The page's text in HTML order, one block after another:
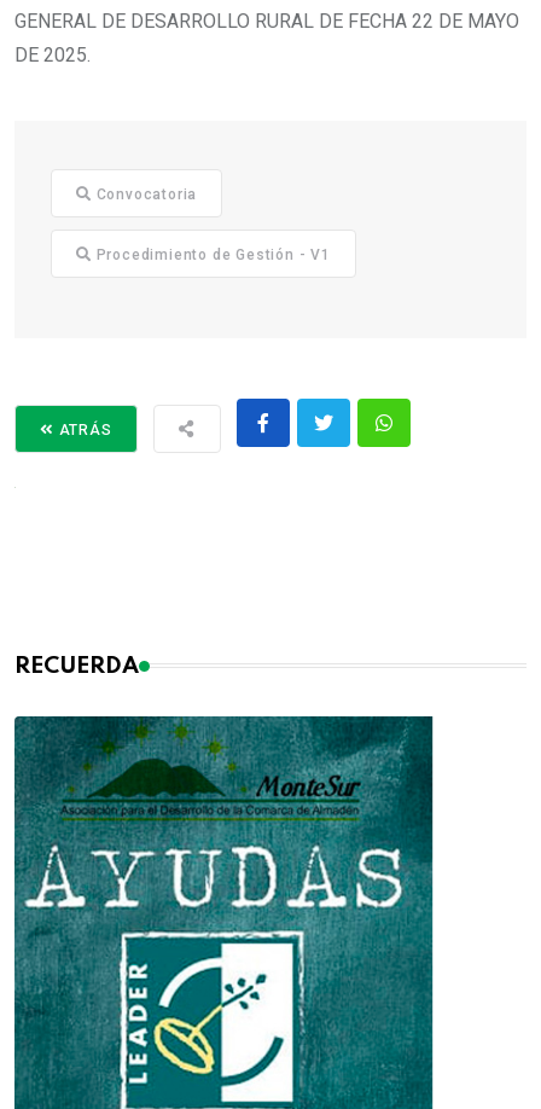
GENERAL DE DESARROLLO RURAL DE FECHA 22 DE MAYO
DE 2025.
Convocatoria
Procedimiento de Gestión - V1
ATRÁS
RECUERDA